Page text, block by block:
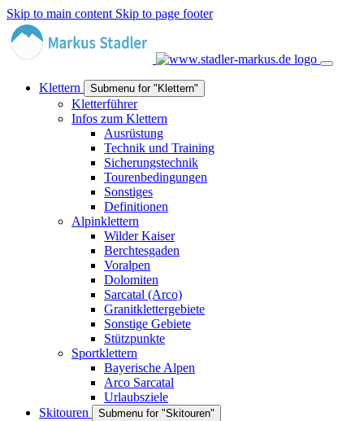
Skip to main content Skip to page footer
Klettern Submenu for "Klettern"
Kletterführer
Infos zum Klettern
Ausrüstung
Technik und Training
Sicherungstechnik
Tourenbedingungen
Sonstiges
Definitionen
Alpinklettern
Wilder Kaiser
Berchtesgaden
Voralpen
Dolomiten
Sarcatal (Arco)
Granitklettergebiete
Sonstige Gebiete
Stützpunkte
Sportklettern
Bayerische Alpen
Arco Sarcatal
Urlaubsziele
Skitouren
Submenu for "Skitouren"